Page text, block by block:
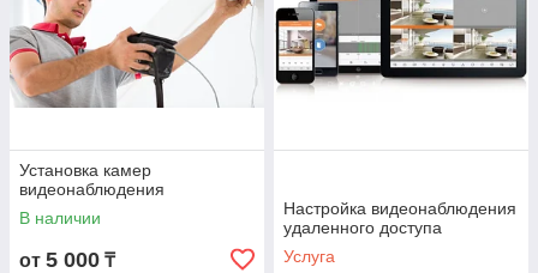
Установка камер
видеонаблюдения
В наличии
от 5 000 ₸
Настройка видеонаблюдения
удаленного доступа
Услуга